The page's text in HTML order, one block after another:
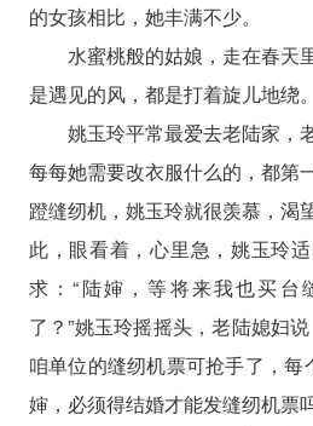
的女孩相比，她丰满不少。
水蜜桃般的姑娘，走在春天
是遇见的风，都是打着旋儿地绕。
姚玉玲平常最爱去老陆家，
每每她需要改衣服什么的，都第
蹬缝纫机，姚玉玲就很羡慕，渴
此，眼看着，心里急，姚玉玲
求：“陆婶，等将来我也买台
了？”姚玉玲摇摇头，老陆媳妇
咱单位的缝纫机票可抢手了，每
婶，必须得结婚才能发缝纫机票